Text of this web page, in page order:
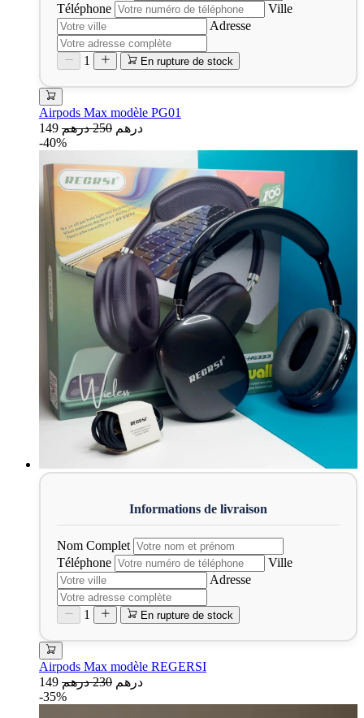
Téléphone
Ville
Adresse
1 En rupture de stock
Airpods Max modèle PG01
149 درهم 250 درهم
-40%
Nom Complet
Téléphone
Ville
Adresse
1 En rupture de stock
Airpods Max modèle REGERSI
149 درهم 230 درهم
-35%